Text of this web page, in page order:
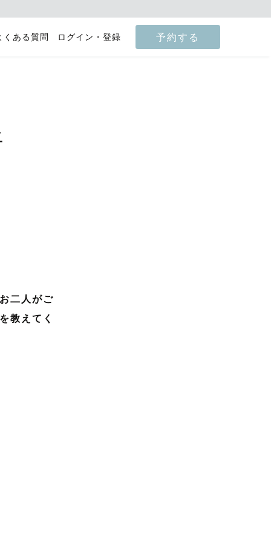
くある質問 ログイン・登録 予約する
二人がご
教えてく